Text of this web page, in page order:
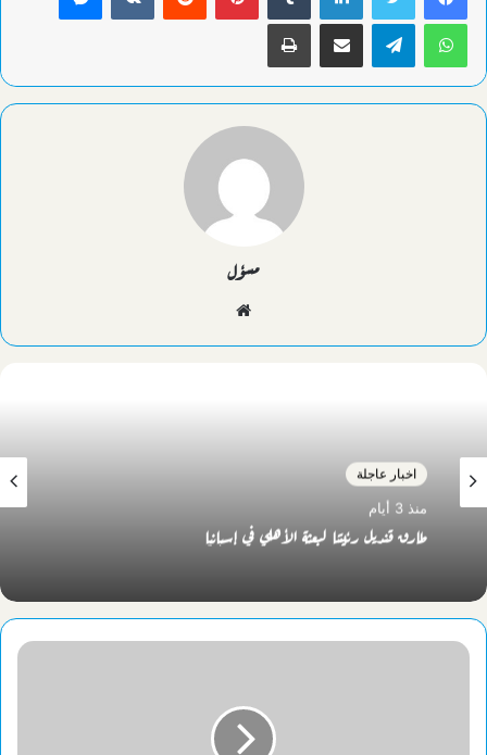
واتساب تيلقرام مشاركة عبر البريد طباعة
مسؤل
اخبار عاجلة
منذ 3 أيام
طارق قنديل رئيسًا لبعثة الأهلي في إسبانيا